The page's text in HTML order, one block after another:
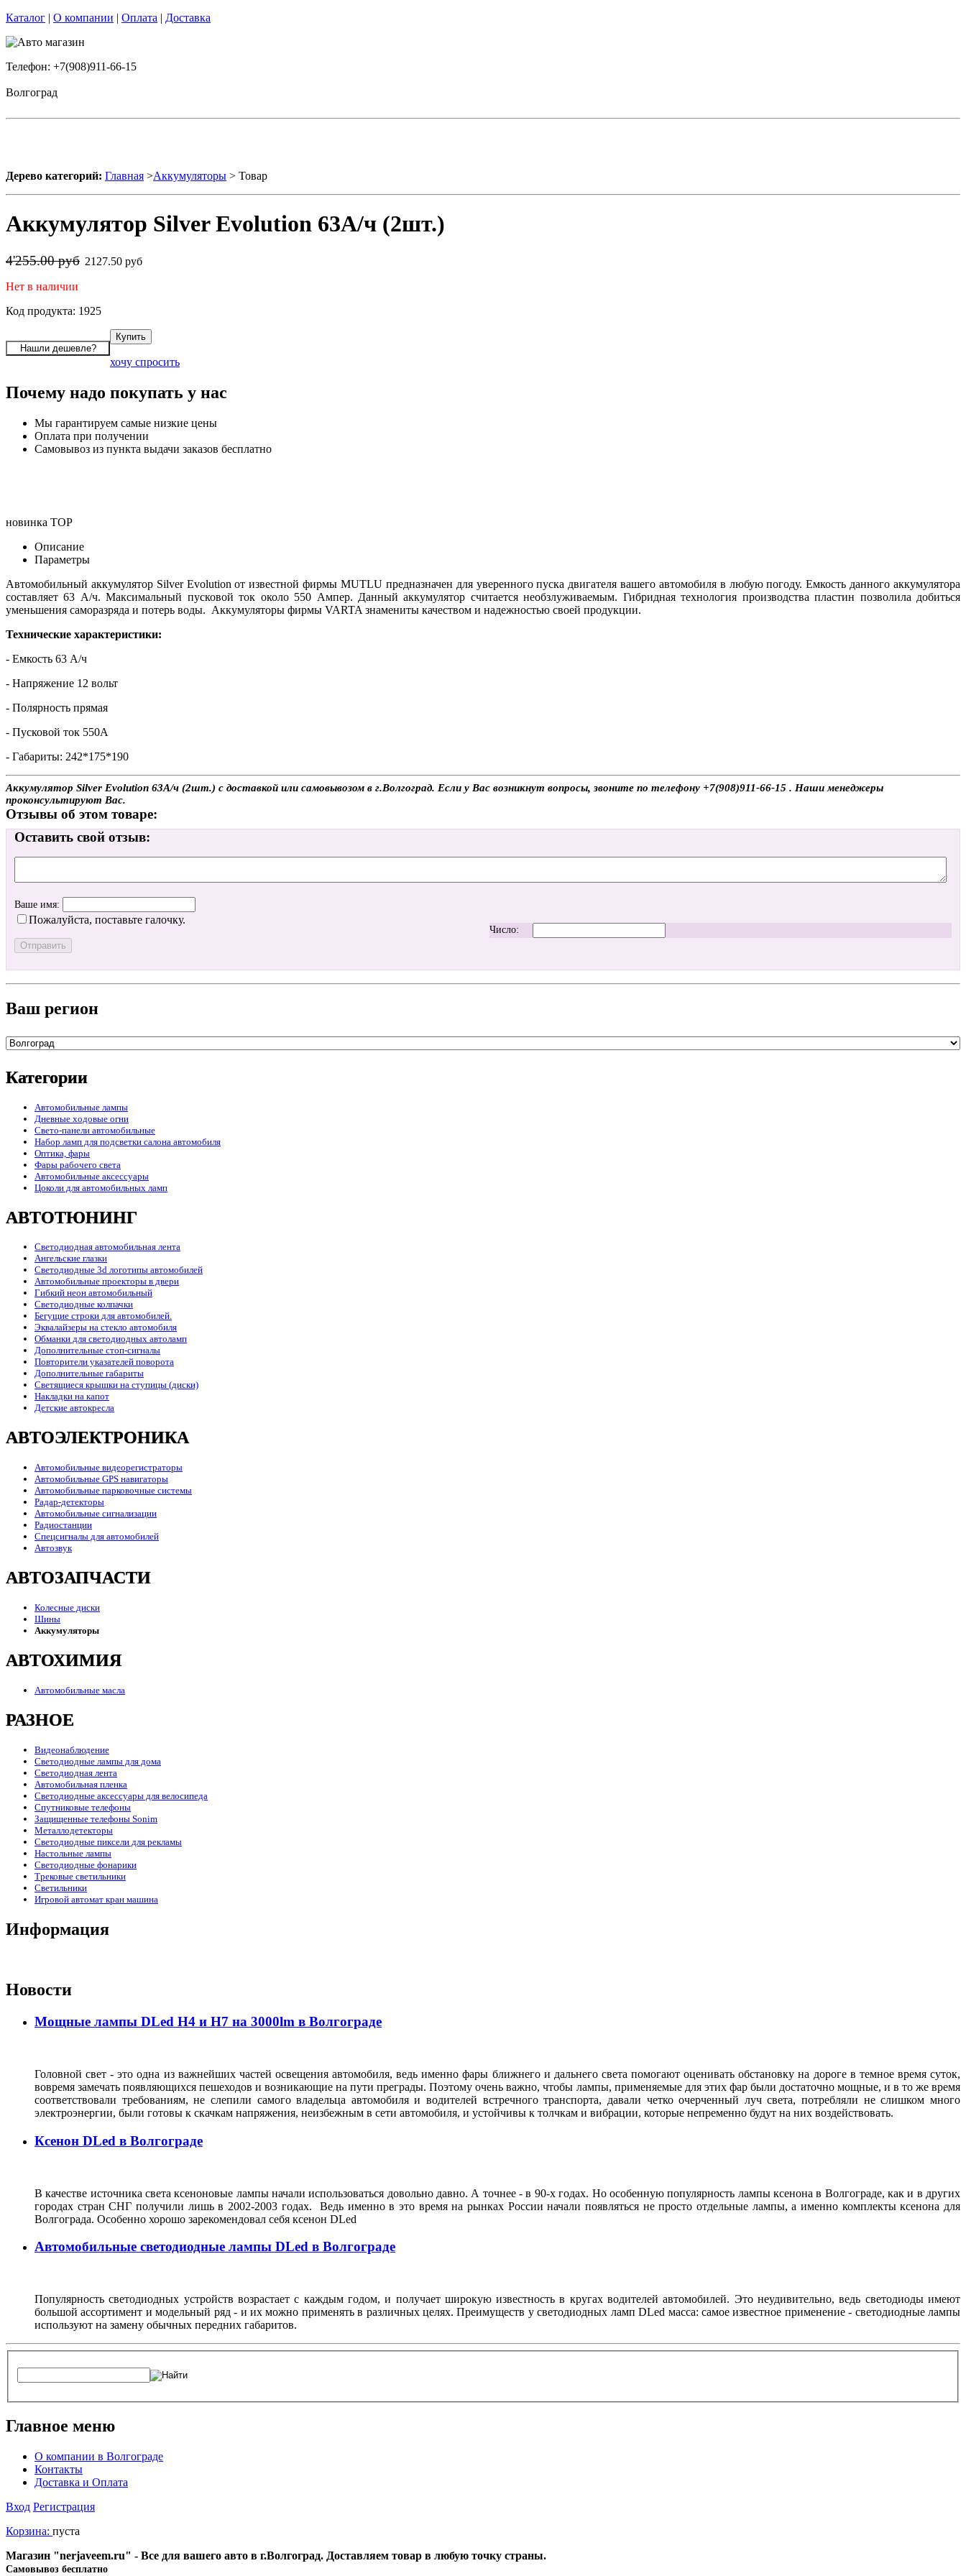
Каталог | О компании | Оплата | Доставка
Телефон: +7(908)911-66-15
Волгоград
Дерево категорий: Главная >Аккумуляторы > Товар
Аккумулятор Silver Evolution 63А/ч (2шт.)
4'255.00 руб 2127.50 руб
Нет в наличии
Код продукта: 1925
хочу спросить
Почему надо покупать у нас
Мы гарантируем самые низкие цены
Оплата при получении
Самовывоз из пункта выдачи заказов бесплатно
новинка TOP
Описание
Параметры
Автомобильный аккумулятор Silver Evolution от известной фирмы MUTLU предназначен для уверенного пуска двигателя вашего автомобиля в любую погоду. Емкость данного аккумулятора
составляет 63 А/ч. Максимальный пусковой ток около 550 Ампер. Данный аккумулятор считается необзлуживаемым. Гибридная технология производства пластин позволила добиться
уменьшения саморазряда и потерь воды. Аккумуляторы фирмы VARTA знамениты качеством и надежностью своей продукции.
Технические характеристики:
- Емкость 63 А/ч
- Напряжение 12 вольт
- Полярность прямая
- Пусковой ток 550А
- Габариты: 242*175*190
Аккумулятор Silver Evolution 63А/ч (2шт.) с доставкой или самовывозом в г.Волгоград. Если у Вас возникнут вопросы, звоните по телефону +7(908)911-66-15 . Наши менеджеры
проконсультируют Вас.
Отзывы об этом товаре:
Оставить свой отзыв:
Ваше имя:
Пожалуйста, поставьте галочку.
Число:
Ваш регион
Категории
Автомобильные лампы
Дневные ходовые огни
Свето-панели автомобильные
Набор ламп для подсветки салона автомобиля
Оптика, фары
Фары рабочего света
Автомобильные аксессуары
Цоколи для автомобильных ламп
АВТОТЮНИНГ
Светодиодная автомобильная лента
Ангельские глазки
Светодиодные 3d логотипы автомобилей
Автомобильные проекторы в двери
Гибкий неон автомобильный
Светодиодные колпачки
Бегущие строки для автомобилей.
Эквалайзеры на стекло автомобиля
Обманки для светодиодных автоламп
Дополнительные стоп-сигналы
Повторители указателей поворота
Дополнительные габариты
Светящиеся крышки на ступицы (диски)
Накладки на капот
Детские автокресла
АВТОЭЛЕКТРОНИКА
Автомобильные видеорегистраторы
Автомобильные GPS навигаторы
Автомобильные парковочные системы
Радар-детекторы
Автомобильные сигнализации
Радиостанции
Спецсигналы для автомобилей
Автозвук
АВТОЗАПЧАСТИ
Колесные диски
Шины
Аккумуляторы
АВТОХИМИЯ
Автомобильные масла
РАЗНОЕ
Видеонаблюдение
Светодиодные лампы для дома
Светодиодная лента
Автомобильная пленка
Светодиодные аксессуары для велосипеда
Спутниковые телефоны
Защищенные телефоны Sonim
Металлодетекторы
Светодиодные пиксели для рекламы
Настольные лампы
Светодиодные фонарики
Трековые светильники
Светильники
Игровой автомат кран машина
Информация
Новости
Мощные лампы DLed H4 и H7 на 3000lm в Волгограде
Головной свет - это одна из важнейших частей освещения автомобиля, ведь именно фары ближнего и дальнего света помогают оценивать обстановку на дороге в темное время суток,
вовремя замечать появляющихся пешеходов и возникающие на пути преграды. Поэтому очень важно, чтобы лампы, применяемые для этих фар были достаточно мощные, и в то же время
соответствовали требованиям, не слепили самого владельца автомобиля и водителей встречного транспорта, давали четко очерченный луч света, потребляли не слишком много
электроэнергии, были готовы к скачкам напряжения, неизбежным в сети автомобиля, и устойчивы к толчкам и вибрации, которые непременно будут на них воздействовать.
Ксенон DLed в Волгограде
В качестве источника света ксеноновые лампы начали использоваться довольно давно. А точнее - в 90-х годах. Но особенную популярность лампы ксенона в Волгограде, как и в других
городах стран СНГ получили лишь в 2002-2003 годах. Ведь именно в это время на рынках России начали появляться не просто отдельные лампы, а именно комплекты ксенона для
Волгограда. Особенно хорошо зарекомендовал себя ксенон DLed
Автомобильные светодиодные лампы DLed в Волгограде
Популярность светодиодных устройств возрастает с каждым годом, и получает широкую известность в кругах водителей автомобилей. Это неудивительно, ведь светодиоды имеют
большой ассортимент и модельный ряд - и их можно применять в различных целях. Преимуществ у светодиодных ламп DLed масса: самое известное применение - светодиодные лампы
используют на замену обычных передних габаритов.
Главное меню
О компании в Волгограде
Контакты
Доставка и Оплата
Вход Регистрация
Корзина: пуста
Магазин "nerjaveem.ru" - Все для вашего авто в г.Волгоград. Доставляем товар в любую точку страны.
Cамовывоз бесплатно